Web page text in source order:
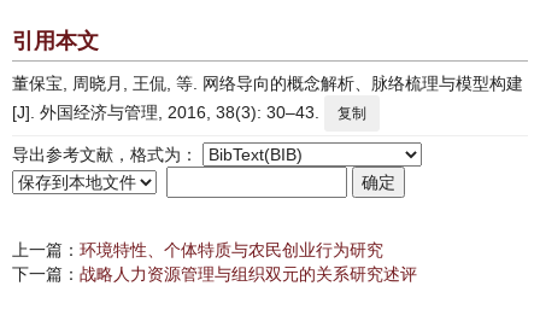
引用本文
董保宝, 周晓月, 王侃, 等. 网络导向的概念解析、脉络梳理与模型构建
[J]. 外国经济与管理, 2016, 38(3): 30–43.
复制
导出参考文献，格式为：
上一篇： 环境特性、个体特质与农民创业行为研究
下一篇： 战略人力资源管理与组织双元的关系研究述评